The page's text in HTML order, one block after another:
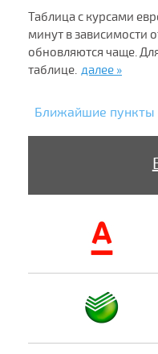
Таблица с курсами
минут в зависимости
обновляются чаще.
таблице. далее »
Ближайшие пункты